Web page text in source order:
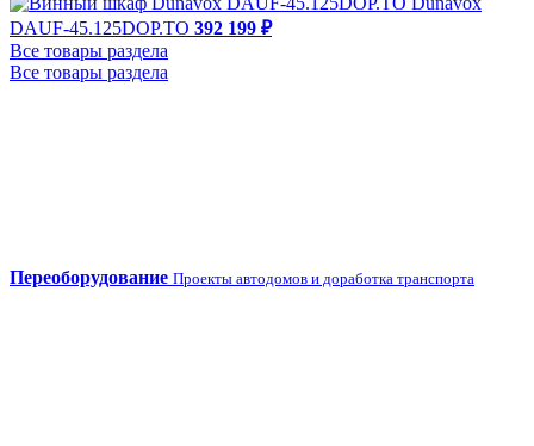
DAUF-45.125DOP.TO 392 199 ₽
Все товары раздела
Все товары раздела
Переоборудование Проекты автодомов и доработка транспорта